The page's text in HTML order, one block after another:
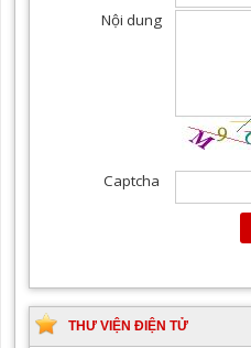
THƯ VIỆN ĐIỆN TỬ